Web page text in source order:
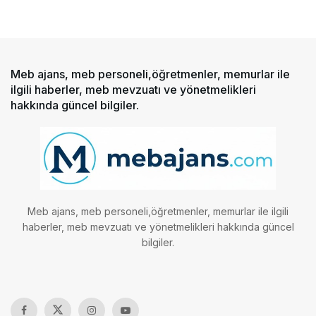
Meb ajans, meb personeli,öğretmenler, memurlar ile
ilgili haberler, meb mevzuatı ve yönetmelikleri
hakkında güncel bilgiler.
Meb ajans, meb personeli,öğretmenler, memurlar ile ilgili
haberler, meb mevzuatı ve yönetmelikleri hakkında güncel
bilgiler.